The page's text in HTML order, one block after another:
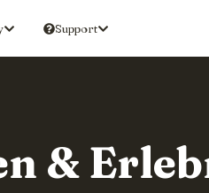
Support
&